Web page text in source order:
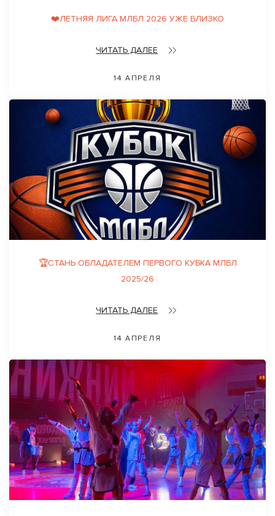
❤️ЛЕТНЯЯ ЛИГА МЛБЛ 2026 УЖЕ БЛИЗКО
ЧИТАТЬ ДАЛЕЕ
14 АПРЕЛЯ
🏆СТАНЬ ОБЛАДАТЕЛЕМ ПЕРВОГО КУБКА МЛБЛ
2025/26
ЧИТАТЬ ДАЛЕЕ
14 АПРЕЛЯ